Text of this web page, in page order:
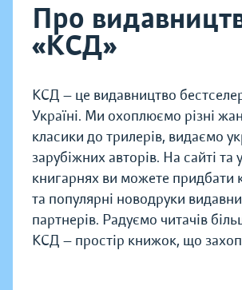
Про
«КСД»
КСД — це видавництво
Україні. Ми охоплюємо різні
класики до трилерів, видаємо
зарубіжних авторів. На сайті та
книгарнях ви можете
та популярні новодруки
партнерів. Радуємо читачів
КСД — простір книжок, що